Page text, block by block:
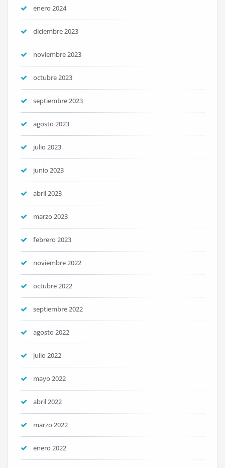
enero 2024
diciembre 2023
noviembre 2023
octubre 2023
septiembre 2023
agosto 2023
julio 2023
junio 2023
abril 2023
marzo 2023
febrero 2023
noviembre 2022
octubre 2022
septiembre 2022
agosto 2022
julio 2022
mayo 2022
abril 2022
marzo 2022
enero 2022